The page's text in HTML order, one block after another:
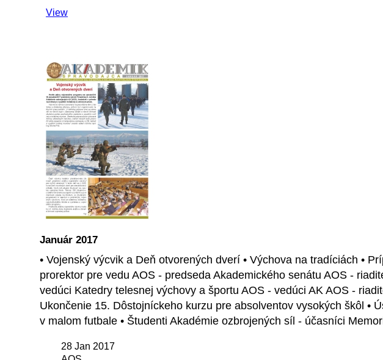
View
Január 2017
• Vojenský výcvik a Deň otvorených dverí • Výchova na tradíciách •
prorektor pre vedu AOS - predseda Akademického senátu AOS -
vedúci Katedry telesnej výchovy a športu AOS - vedúci AK AOS -
Ukončenie 15. Dôstojníckeho kurzu pre absolventov vysokých škôl •
v malom futbale • Študenti Akadémie ozbrojených síl - účasníci
28 Jan 2017